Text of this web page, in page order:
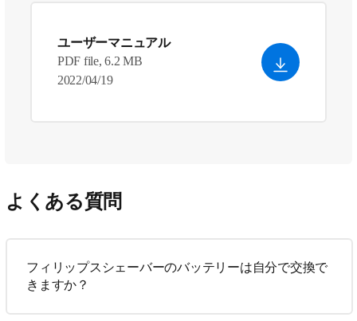
ユーザーマニュアル
PDF file, 6.2 MB
2022/04/19
よくある質問
フィリップスシェーバーのバッテリーは自分で交換で
きますか？